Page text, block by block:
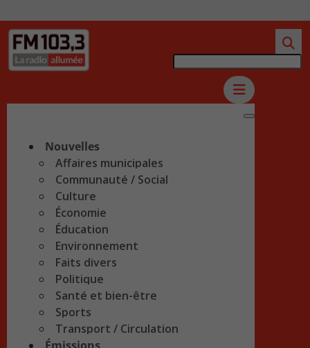
Nouvelles
Affaires municipales
Communauté / Social
Culture
Économie
Éducation
Environnement
Faits divers
Politique
Santé et bien-être
Sports
Transport / Circulation